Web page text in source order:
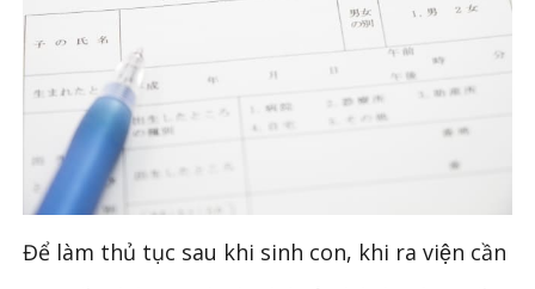
Để làm thủ tục sau khi sinh con, khi ra viện cần